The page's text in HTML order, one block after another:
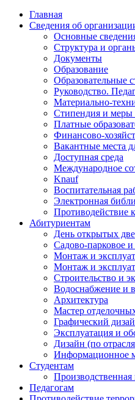
Главная
Сведения об
Основные
Структура и
Документы
Образование
Образовательные
Руководство.
Материально-
Стипендия и
Платные
Финансово-
Вакантные места
Доступная среда
Международное
Knauf
Воспитательная
Электронная
Противодействие
Абитуриентам
День открытых
Садово-парковое
Монтаж и
Монтаж и
Строительство и
Водоснабжение и
Архитектура
Мастер
Графический
Эксплуатация и
Дизайн (по
Информационное
Студентам
Производственная
Педагогам